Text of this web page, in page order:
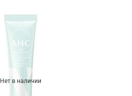
Нет в наличии